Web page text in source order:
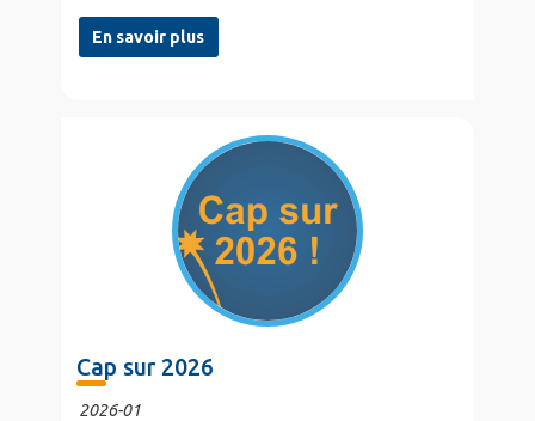
En savoir plus
Cap sur 2026
2026-01